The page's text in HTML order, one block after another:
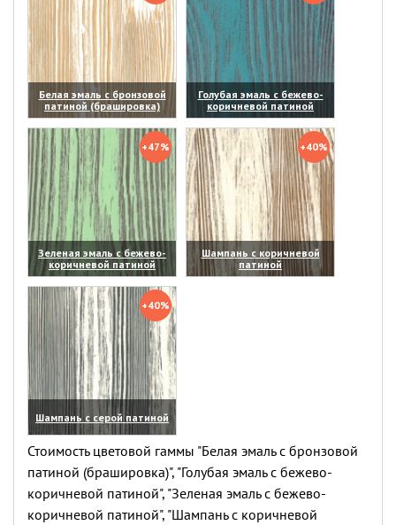
Белая эмаль с бронзовой
патиной (брашировка)
(увеличить)
Голубая эмаль с бежево-
коричневой патиной
(увеличить)
+47%
Зеленая эмаль с бежево-
коричневой патиной
(увеличить)
+40%
Шампань с коричневой
патиной
(увеличить)
+40%
Шампань с серой патиной
(увеличить)
Стоимость цветовой гаммы "Белая эмаль с бронзовой
патиной (брашировка)", "Голубая эмаль с бежево-
коричневой патиной", "Зеленая эмаль с бежево-
коричневой патиной", "Шампань с коричневой